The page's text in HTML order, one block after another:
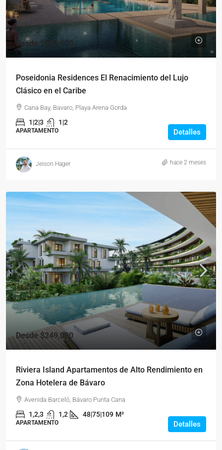
Desde $255,000
Poseidonia Residences El Renacimiento del Lujo
Clásico en el Caribe
Cana Bay, Bavaro, Playa Arena Gorda
1|2|3 1|2
APARTAMENTO Detalles
Jeison Hager hace 2 meses
Desde$249,000
Riviera Island Apartamentos de Alto Rendimiento en
Zona Hotelera de Bávaro
Avenida Barceló, Bávaro Punta Cana
1,2,3 1,2 48|75|109 M²
APARTAMENTO Detalles